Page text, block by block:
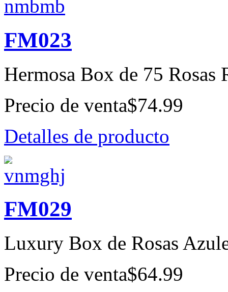
FM023
Hermosa Box de 75 Rosas
Precio de venta$74.99
Detalles de producto
FM029
Luxury Box de Rosas
Precio de venta$64.99